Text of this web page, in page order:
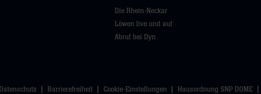
Die Rhein-Neckar
Löwen live und auf
Abruf bei Dyn
Datenschutz Barrierefreiheit Cookie-Einstellungen Hausordnung SNP DOME